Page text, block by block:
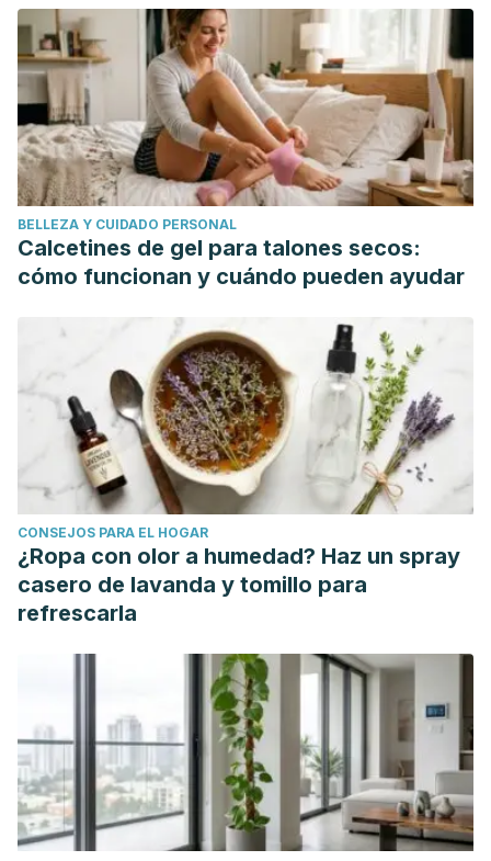
Klaassen, C. D., Liebler, D. C., Marks, J. G., Jr, Shank, R. C.,
Slaga, T. J., Snyder, P. W., Gill, L. J., & Heldreth, B. (2019).
Safety Assessment of Glycerin as Used in
Cosmetics.
International journal of toxicology, 38(3_suppl),
6S–22S. https://pubmed.ncbi.nlm.nih.gov/31840548/
Chen, H. J., Lee, P. Y., Chen, C. Y., Huang, S. L., Huang, B.
W., Dai, F. J., Chau, C. F., Chen, C. S., & Lin, Y. S. (2022).
Moisture retention of glycerin solutions with various
concentrations: a comparative study.
https://www.ncbi.nlm.nih.gov/pmc/articles/PMC9205919/
Harding, C. R., Matheson, J. R., Hoptroff, M., Jones, D. A.,
Luo, Y., Baines, F. L., & Luo, S. (2014). A high glycerol-
containing leave-on scalp care treatment to improve
dandruff. Skinmed,12(3), 155–161.
https://pubmed.ncbi.nlm.nih.gov/25134312/
Mast, R. (2018). Glycerine in creams, lotions, and hair care
products.Glycerine,345-379.
https://www.taylorfrancis.com/chapters/edit/10.1201/
13/glycerine-creams-lotions-hair-care-products-rolf-mast
hydration and barrier function effects of a hyaluronic 1%,
Centella asiatica
moisturizing fluid: an intra-subject, randomized, assessor-
blinded study.
Clinical, cosmetic and investigational
dermatology,10, 311–315.
https://www.ncbi.nlm.nih.gov/pmc/articles/PMC5560567/
Prueba del parche. (2022). Mayo Clinic. Consultado el 12
BELLEZA Y CUIDADO PERSONAL
Calcetines de gel para talones secos:
cómo funcionan y cuándo pueden ayudar
CONSEJOS PARA EL HOGAR
¿Ropa con olor a humedad? Haz un spray
casero de lavanda y tomillo para
refrescarla